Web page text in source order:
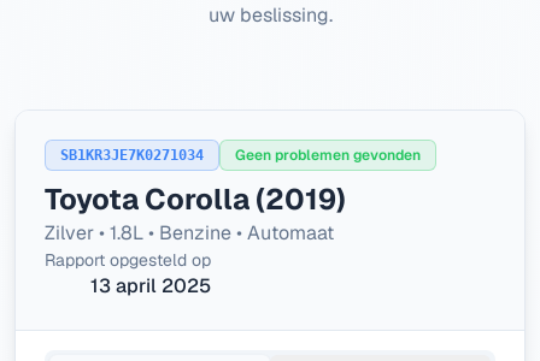
uw beslissing.
SB1KR3JE7K0271034 Geen problemen gevonden
Toyota Corolla (2019)
Zilver • 1.8L • Benzine • Automaat
Rapport opgesteld op
13 april 2025